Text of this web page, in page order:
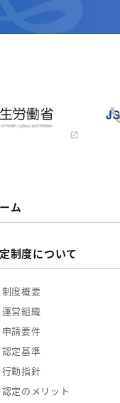
ム
制度について
制度概要
運営組織
申請要件
認定基準
行動指針
認定のメリット